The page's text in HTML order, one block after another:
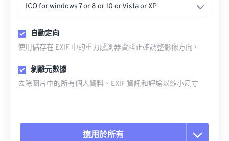
ICO for windows 7 or 8 or 10 or Vista or XP
自動定向
使用儲存在 EXIF 中的重力感測器資料正確調整影像方向。
剝離元數據
去除圖片中的所有個人資料、EXIF 資訊和評論以縮小尺寸
適用於所有